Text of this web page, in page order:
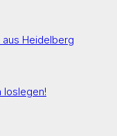
Heidelberg
loslegen!